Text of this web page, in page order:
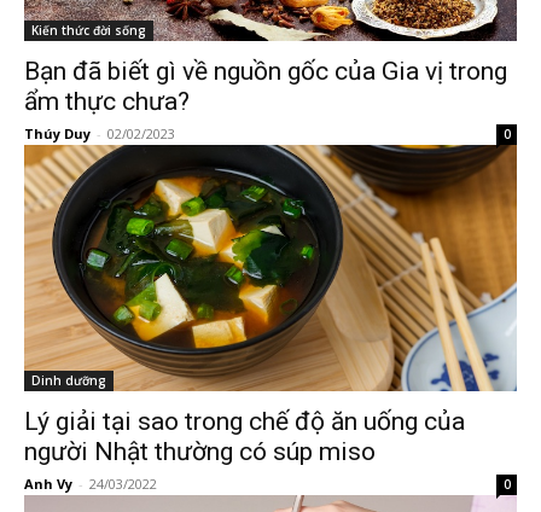
Kiến thức đời sống
Bạn đã biết gì về nguồn gốc của Gia vị trong
ẩm thực chưa?
Thúy Duy - 02/02/2023 0
Dinh dưỡng
Lý giải tại sao trong chế độ ăn uống của
người Nhật thường có súp miso
Anh Vy - 24/03/2022 0